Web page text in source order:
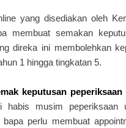
yang disediakan oleh
membuat semakan
direka ini membolehkan
1 hingga tingkatan 5.
keputusan
musim peperiksaan
perlu membuat